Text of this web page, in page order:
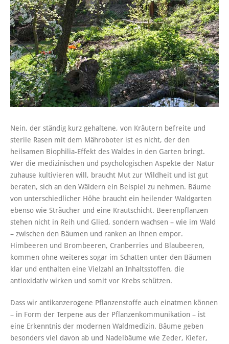
Nein, der ständig kurz gehaltene, von Kräutern befreite und
sterile Rasen mit dem Mähroboter ist es nicht, der den
heilsamen Biophilia-Effekt des Waldes in den Garten bringt.
Wer die medizinischen und psychologischen Aspekte der Natur
zuhause kultivieren will, braucht Mut zur Wildheit und ist gut
beraten, sich an den Wäldern ein Beispiel zu nehmen. Bäume
von unterschiedlicher Höhe braucht ein heilender Waldgarten
ebenso wie Sträucher und eine Krautschicht. Beerenpflanzen
stehen nicht in Reih und Glied, sondern wachsen – wie im Wald
– zwischen den Bäumen und ranken an ihnen empor.
Himbeeren und Brombeeren, Cranberries und Blaubeeren,
kommen ohne weiteres sogar im Schatten unter den Bäumen
klar und enthalten eine Vielzahl an Inhaltsstoffen, die
antioxidativ wirken und somit vor Krebs schützen.
Dass wir antikanzerogene Pflanzenstoffe auch einatmen können
– in Form der Terpene aus der Pflanzenkommunikation – ist
eine Erkenntnis der modernen Waldmedizin. Bäume geben
besonders viel davon ab und Nadelbäume wie Zeder, Kiefer,